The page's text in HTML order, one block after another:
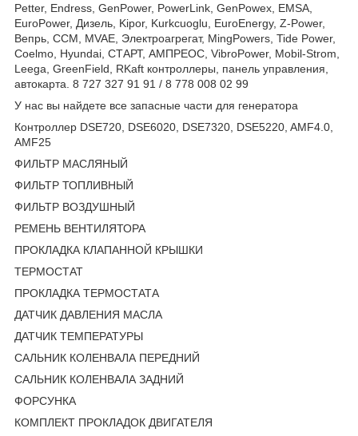
Petter, Endress, GenPower, PowerLink, GenPowex, EMSA,
EuroPower, Дизель, Kipor, Kurkcuoglu, EuroEnergy, Z-Power,
Вепрь, CCM, MVAE, Электроагрегат, MingPowers, Tide Power,
Coelmo, Hyundai, СТАРТ, АМПРЕОС, VibroPower, Mobil-Strom,
Leega, GreenField, RKaft контроллеры, панель управления,
автокарта. 8 727 327 91 91 / 8 778 008 02 99
У нас вы найдете все запасные части для генератора
Контроллер DSE720, DSE6020, DSE7320, DSE5220, AMF4.0,
AMF25
ФИЛЬТР МАСЛЯНЫЙ
ФИЛЬТР ТОПЛИВНЫЙ
ФИЛЬТР ВОЗДУШНЫЙ
РЕМЕНЬ ВЕНТИЛЯТОРА
ПРОКЛАДКА КЛАПАННОЙ КРЫШКИ
ТЕРМОСТАТ
ПРОКЛАДКА ТЕРМОСТАТА
ДАТЧИК ДАВЛЕНИЯ МАСЛА
ДАТЧИК ТЕМПЕРАТУРЫ
САЛЬНИК КОЛЕНВАЛА ПЕРЕДНИЙ
САЛЬНИК КОЛЕНВАЛА ЗАДНИЙ
ФОРСУНКА
КОМПЛЕКТ ПРОКЛАДОК ДВИГАТЕЛЯ